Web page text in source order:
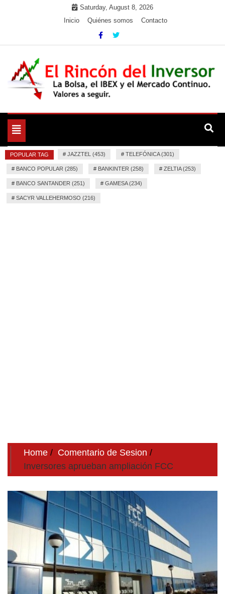
Saturday, August 8, 2026
Inicio
Quiénes somos Contacto
El Rincón del Inversor
Toggle
navigation
POPULAR TAG # JAZZTEL (453) # TELEFÓNICA (301)
# BANCO POPULAR (285) # BANKINTER (258) # ZELTIA (253)
# BANCO SANTANDER (251) # GAMESA (234)
# SACYR VALLEHERMOSO (216)
Home
Comentario de Sesion
Inversores aprueban ampliación FCC